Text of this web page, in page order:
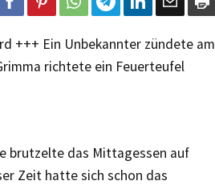
+++ Ein Unbekannter zündete am
richtete ein Feuerteufel
brutzelte das Mittagessen auf
Zeit hatte sich schon das